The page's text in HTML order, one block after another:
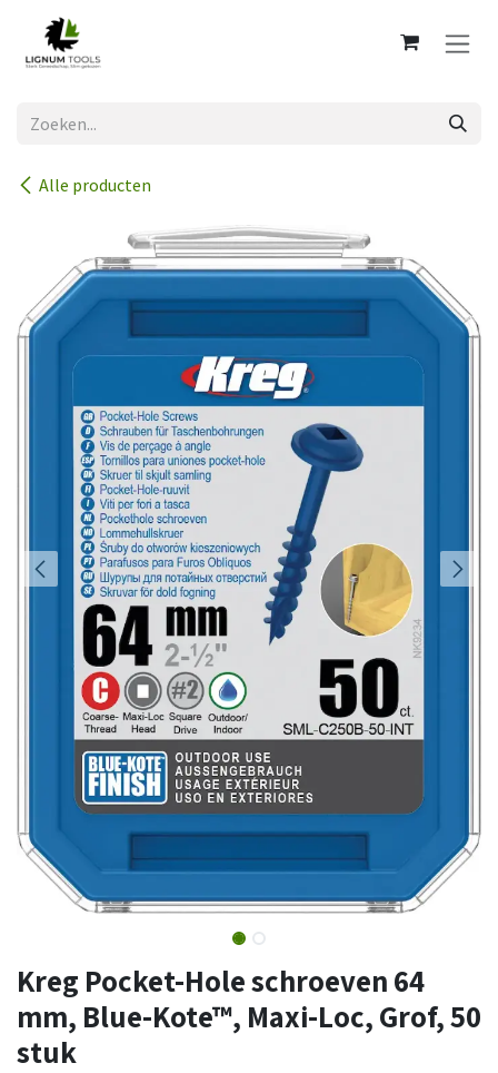
Overslaan naar inhoud
Alle producten
Kreg Pocket-Hole schroeven 64
mm, Blue-Kote™, Maxi-Loc, Grof, 50
stuk